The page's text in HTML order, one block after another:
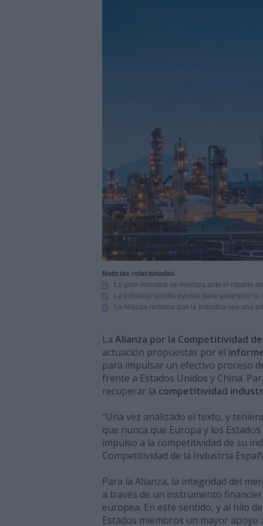
Subcontratación 2027
Innovación y nuevas
Aqualia se adjudica la
| El MMH 2026 reunirá a
Cómo digitalizar el
24/07/2026 | Yaskawa presenta el
23/07/2026 ELGi Compressors
Europa
23/07/2026 Cómo escalar producción
07/08/2026 Emerson lanza nuevo
Noticias relacionadas
La gran industria se moviliza ante el reparto
La industria solicita ayudas para garantizar
La Alianza reclama que la Industria sea una
La Alianza por la Competitividad
actuación propuestas por el
para impulsar un efectivo proceso
frente a Estados Unidos y China.
recuperar la competitividad
“Una vez analizado el texto, y
que nunca que Europa y los
impulso a la competitividad de su
Competitividad de la Industria
Para la Alianza, la integridad del
a través de un instrumento
europea. En este sentido, y al hilo
Estados miembros un mayor